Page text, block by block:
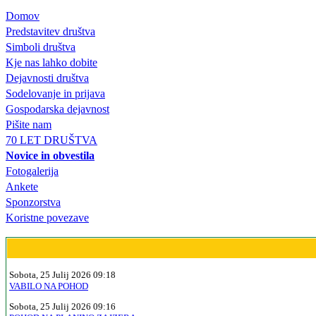
Domov
Predstavitev društva
Simboli društva
Kje nas lahko dobite
Dejavnosti društva
Sodelovanje in prijava
Gospodarska dejavnost
Pišite nam
70 LET DRUŠTVA
Novice in obvestila
Fotogalerija
Ankete
Sponzorstva
Koristne povezave
Sobota, 25 Julij 2026 09:18
VABILO NA POHOD
Sobota, 25 Julij 2026 09:16